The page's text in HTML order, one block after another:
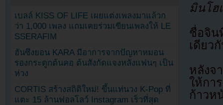
มินโฮ
ชื่อจิ
เดียว
หลัง
ให้กา
ก้าวห
เบลล์ KISS OF LIFE เผยแต่งเพลงมาแล้วก
ว่า 1,000 เพลง แถมเคยร่วมเขียนเพลงให้ LE
SSERAFIM
ฮันซึงยอน KARA มีอาการจากปัญหาหมอน
รองกระดูกต้นคอ ต้นสังกัดแจงหลังแฟนๆ เป็น
ห่วง
CORTIS สร้างสถิติใหม่! ขึ้นแท่นวง K-Pop ที่
แตะ 15 ล้านฟอลโลว์ Instagram เร็วที่สุด